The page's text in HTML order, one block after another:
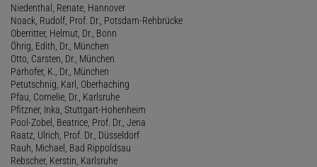
Niedenthal, Renate, Hannover
Noack, Rudolf, Prof. Dr., Potsdam-Rehbrücke
Oberritter, Helmut, Dr., Bonn
Öhrig, Edith, Dr., München
Otto, Carsten, Dr., München
Parhofer, K., Dr., München
Petutschnig, Karl, Oberhaching
Pfau, Cornelie, Dr., Karlsruhe
Pfitzner, Inka, Stuttgart-Hohenheim
Pool-Zobel, Beatrice, Prof. Dr., Jena
Raatz, Ulrich, Prof. Dr., Düsseldorf
Rauh, Michael, Bad Rippoldsau
Rebscher, Kerstin, Karlsruhe